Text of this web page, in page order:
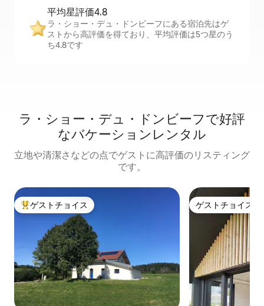
平均星評価4.8
ラ・ショー・デュ・ドンビーフにある宿泊先はゲ
ストから高評価を得ており、平均評価は5つ星のう
ち4.8です
ラ・ショー・デュ・ドンビーフで好評
なバケーションレンタル
立地や清潔さなどの点でゲストに高評価のリスティング
です。
大好評のゲストチョイスです。
ゲストチョイス ゲストチョイス
ゲストチョイス